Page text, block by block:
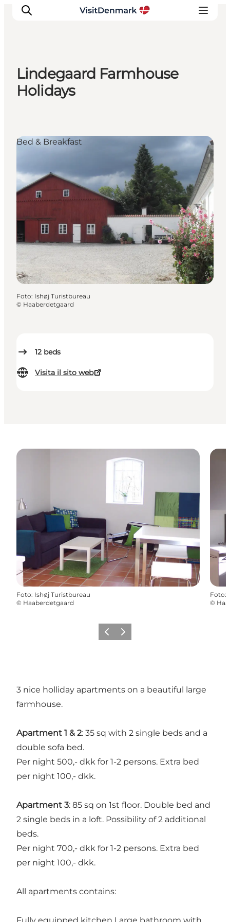
Ispirazioni
Dove andare
Pianifica il viaggio
Lindegaard Farmhouse
Holidays
12 beds
Visita il sito web
Bed & Breakfast
Foto: Ishøj Turistbureau
© Haaberdetgaard
Foto: Ishøj Turistbureau
© Haaberdetgaard
Foto:
©
Precedente
Avanti
3 nice holliday apartments on a beautiful large
farmhouse.
Apartment 1 & 2: 35 sq with 2 single beds and a
double sofa bed.
Per night 500,- dkk for 1-2 persons. Extra bed
per night 100,- dkk.
Apartment 3: 85 sq on 1st floor. Double bed and
2 single beds in a loft. Possibility of 2 additional
beds.
Per night 700,- dkk for 1-2 persons. Extra bed
per night 100,- dkk.
All apartments contains: